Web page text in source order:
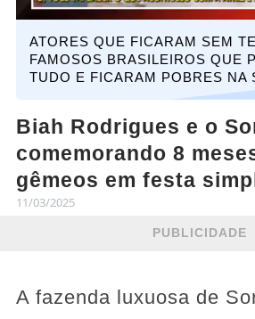
ATORES QUE FICARAM SEM
FAMOSOS BRASILEIROS QUE
TUDO E FICARAM POBRES NA
Biah Rodrigues e o
comemorando 8
gêmeos em festa
11/03/2025
PUBLICIDADE
A fazenda luxuosa de